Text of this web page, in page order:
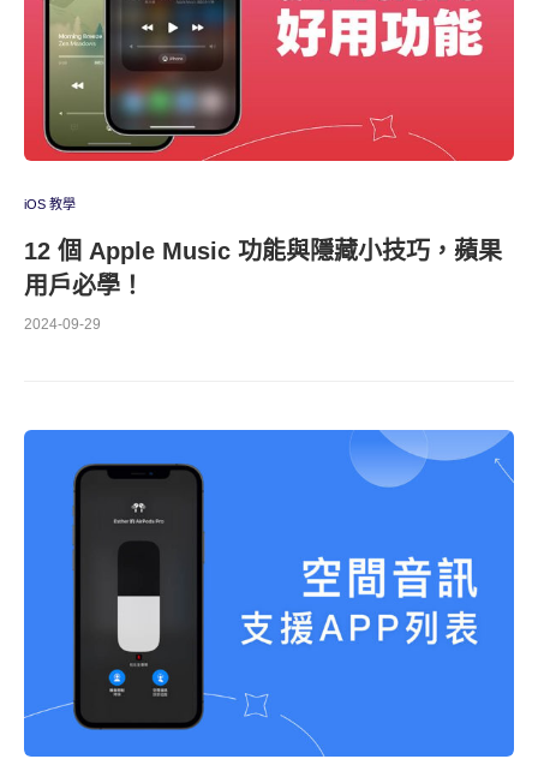
iOS 教學
12 個 Apple Music 功能與隱藏小技巧，蘋果
用戶必學！
2024-09-29